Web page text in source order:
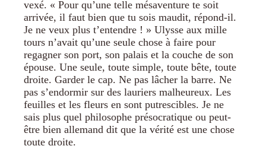
vexé. « Pour qu’une telle mésaventure te soit
arrivée, il faut bien que tu sois maudit, répond-il.
Je ne veux plus t’entendre ! » Ulysse aux mille
tours n’avait qu’une seule chose à faire pour
regagner son port, son palais et la couche de son
épouse. Une seule, toute simple, toute bête, toute
droite. Garder le cap. Ne pas lâcher la barre. Ne
pas s’endormir sur des lauriers malheureux. Les
feuilles et les fleurs en sont putrescibles. Je ne
sais plus quel philosophe présocratique ou peut-
être bien allemand dit que la vérité est une chose
toute droite.